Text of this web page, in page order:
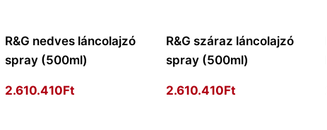
R&G nedves láncolajzó
spray (500ml)
2.610.410Ft
R&G száraz láncolajzó
spray (500ml)
2.610.410Ft